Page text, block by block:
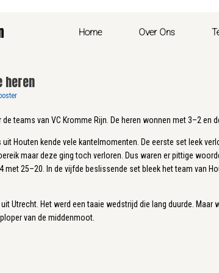
Home Over Ons
heren
teams van VC Kromme Rijn. De heren wonnen met 3–2 en
uit Houten kende vele kantelmomenten. De eerste set leek
maar deze ging toch verloren. Dus waren er pittige
met 25–20. In de vijfde beslissende set bleek het team van
Utrecht. Het werd een taaie wedstrijd die lang duurde.
van de middenmoot.